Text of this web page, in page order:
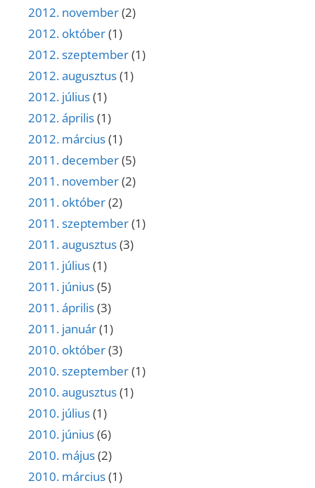
2012. november(2)
2012. október(1)
2012. szeptember(1)
2012. augusztus(1)
2012. július(1)
2012. április(1)
2012. március(1)
2011. december(5)
2011. november(2)
2011. október(2)
2011. szeptember(1)
2011. augusztus(3)
2011. július(1)
2011. június(5)
2011. április(3)
2011. január(1)
2010. október(3)
2010. szeptember(1)
2010. augusztus(1)
2010. július(1)
2010. június(6)
2010. május(2)
2010. március(1)